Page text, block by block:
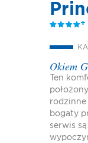
Okiem
Ten
rodzinne
bogaty
serwis